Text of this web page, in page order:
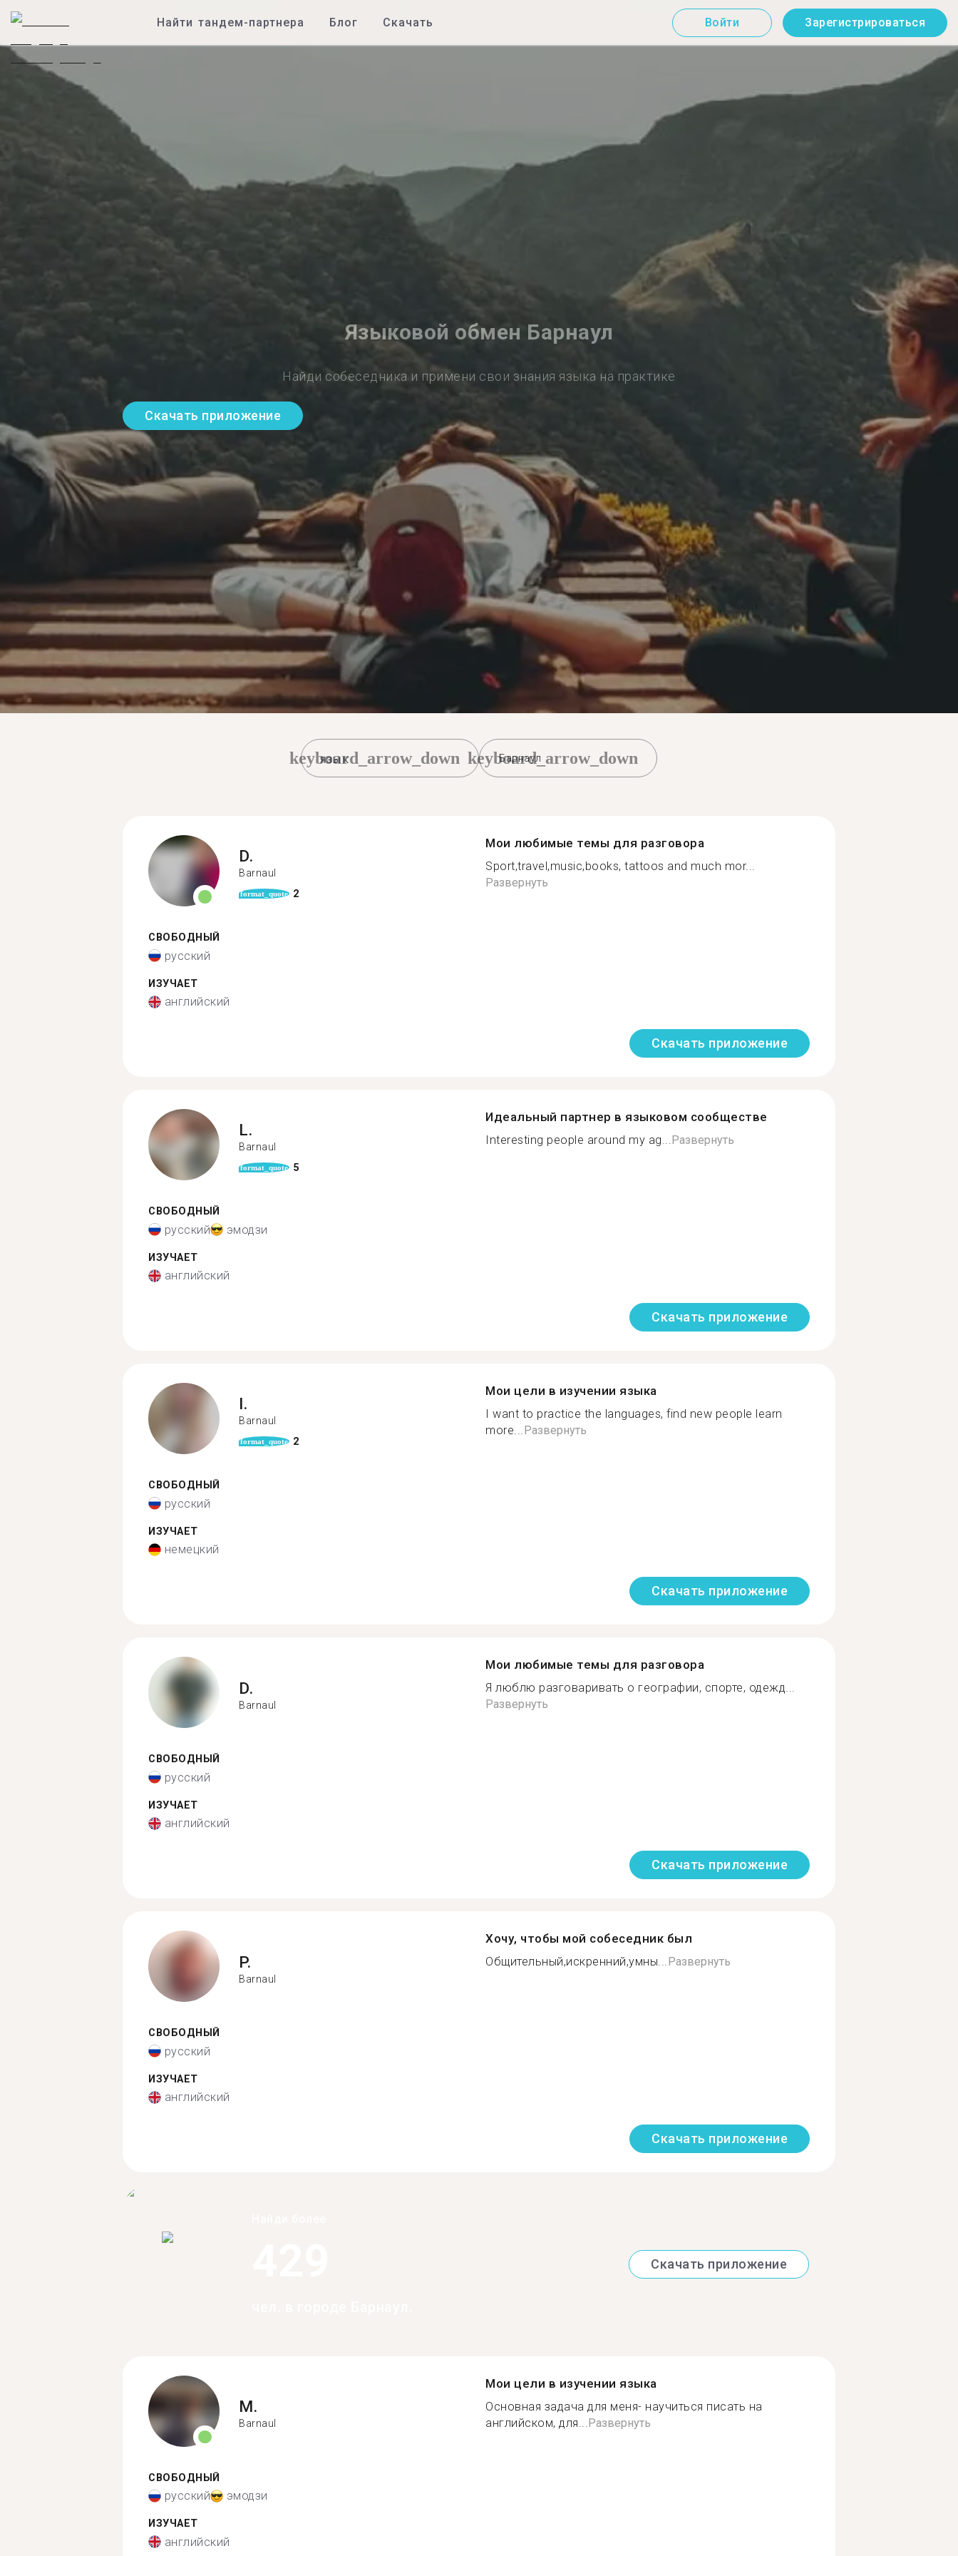
Найти тандем-партнера Блог Скачать Войти Зарегистрироваться
Языковой обмен Барнаул
Найди собеседника и примени свои знания языка на практике
Скачать приложение
keyboard_arrow_down Барнаул
keyboard_arrow_down
D.
Barnaul
format_quote 2
СВОБОДНЫЙ
русский
ИЗУЧАЕТ
английский
Мои любимые темы для разговора
Sport,travel,music,books, tattoos and much mor...
Развернуть
Скачать приложение
L.
Barnaul
format_quote 5
СВОБОДНЫЙ
русский эмодзи
ИЗУЧАЕТ
английский
Идеальный партнер в языковом сообществе
Interesting people around my ag...Развернуть
Скачать приложение
I.
Barnaul
format_quote 2
СВОБОДНЫЙ
русский
ИЗУЧАЕТ
немецкий
Мои цели в изучении языка
I want to practice the languages, find new people learn
more...Развернуть
Скачать приложение
D.
Barnaul
СВОБОДНЫЙ
русский
ИЗУЧАЕТ
английский
Мои любимые темы для разговора
Я люблю разговаривать о географии, спорте, одежд...
Развернуть
Скачать приложение
P.
Barnaul
СВОБОДНЫЙ
русский
ИЗУЧАЕТ
английский
Хочу, чтобы мой собеседник был
Общительный,искренний,умны...Развернуть
Скачать приложение
Скачать приложение
M.
Barnaul
СВОБОДНЫЙ
русский эмодзи
ИЗУЧАЕТ
английский
Мои цели в изучении языка
Основная задача для меня- научиться писать на
английском, для... Развернуть